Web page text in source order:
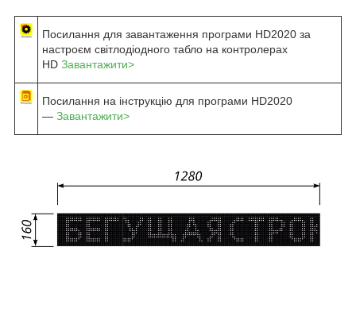
Посилання для завантаження програми HD2020 за
настроєм світлодіодного табло на контролерах
HD Завантажити>
Посилання на інструкцію для програми HD2020
— Завантажити>